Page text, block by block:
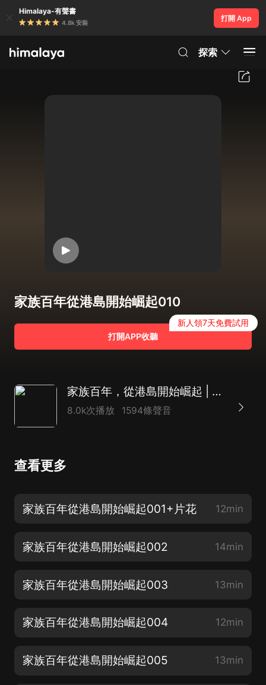
Himalaya-有聲書
4.8k 安裝
打開 App
探索
家族百年從港島開始崛起010
打開APP收聽
新人領7天免費試用
家族百年，從港島開始崛起 | 熱血爽文&重生
8.0k次播放 1594條聲音
查看更多
家族百年從港島開始崛起001+片花 12min
家族百年從港島開始崛起002 14min
家族百年從港島開始崛起003 13min
家族百年從港島開始崛起004 12min
家族百年從港島開始崛起005 13min